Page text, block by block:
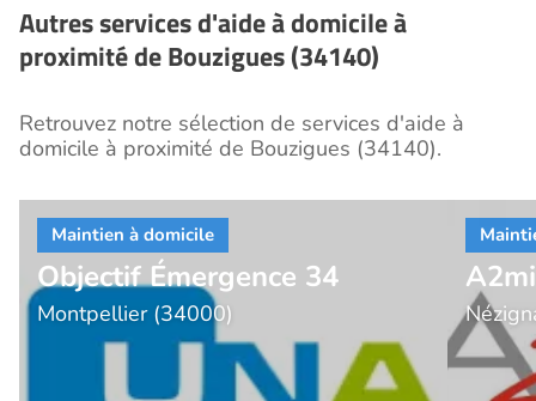
Autres services d'aide à domicile à
proximité de Bouzigues (34140)
Retrouvez notre sélection de services d'aide à
domicile à proximité de Bouzigues (34140).
Objectif Émergence 34
Montpellier (34000)